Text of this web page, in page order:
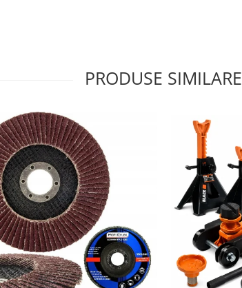
PRODUSE SIMILARE